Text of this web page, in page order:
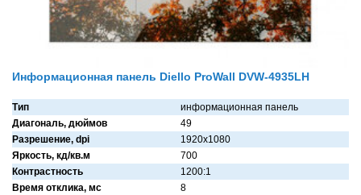
Информационная панель Diello ProWall DVW-4935LH
Тип
информационная панель
Диагональ, дюймов
49
Разрешение, dpi
1920х1080
Яркость, кд/кв.м
700
Контрастность
1200:1
Время отклика, мс
8